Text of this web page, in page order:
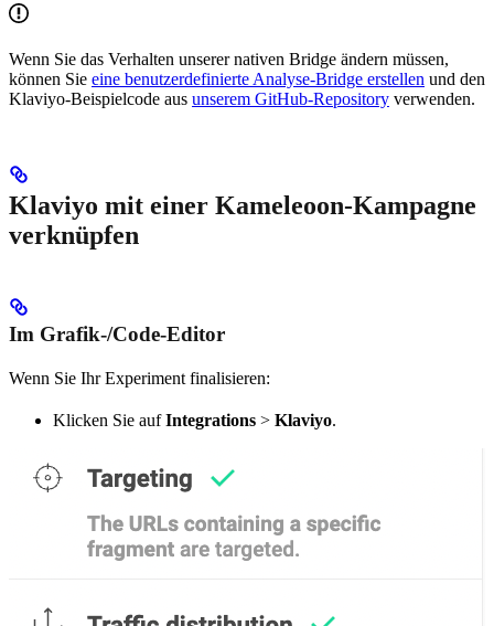
Wenn Sie das Verhalten unserer nativen Bridge ändern müssen,
können Sie eine benutzerdefinierte Analyse-Bridge erstellen und den
Klaviyo-Beispielcode aus unserem GitHub-Repository verwenden.
Klaviyo mit einer Kameleoon-Kampagne
verknüpfen
Im Grafik-/Code-Editor
Wenn Sie Ihr Experiment finalisieren:
Klicken Sie aufIntegrations > Klaviyo.